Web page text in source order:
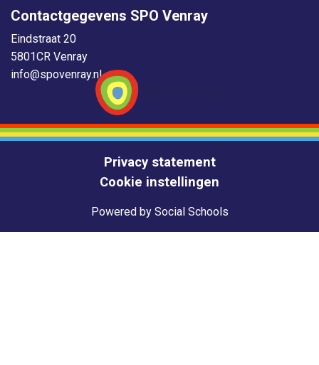
Contactgegevens SPO Venray
Eindstraat 20
5801CR Venray
info@spovenray.nl
Privacy statement
Cookie instellingen
Powered by Social Schools